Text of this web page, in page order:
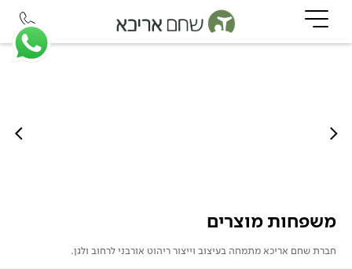
משפחות מוצרים
חברת שחם אריכא מתמחה בעיצוב וייצור ריהוט אורבני לרחוב ולגן.